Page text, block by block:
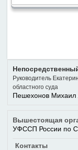
Руководитель
областного суда
Пешехонов Михаил
Вышестоящая
УФССП России по
Контакты